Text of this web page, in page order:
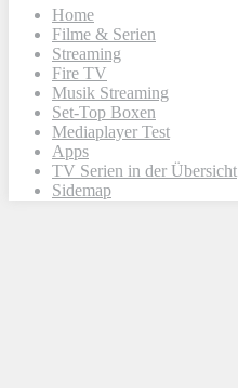
Home
Filme & Serien
Streaming
Fire TV
Musik Streaming
Set-Top Boxen
Mediaplayer Test
Apps
TV Serien in der Übersicht
Sidemap